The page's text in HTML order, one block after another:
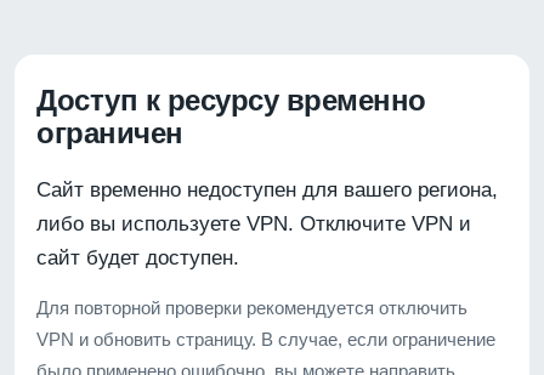
Доступ к ресурсу временно
ограничен
Сайт временно недоступен для вашего региона,
либо вы используете VPN. Отключите VPN и
сайт будет доступен.
Для повторной проверки рекомендуется отключить
VPN и обновить страницу. В случае, если ограничение
было применено ошибочно, вы можете направить